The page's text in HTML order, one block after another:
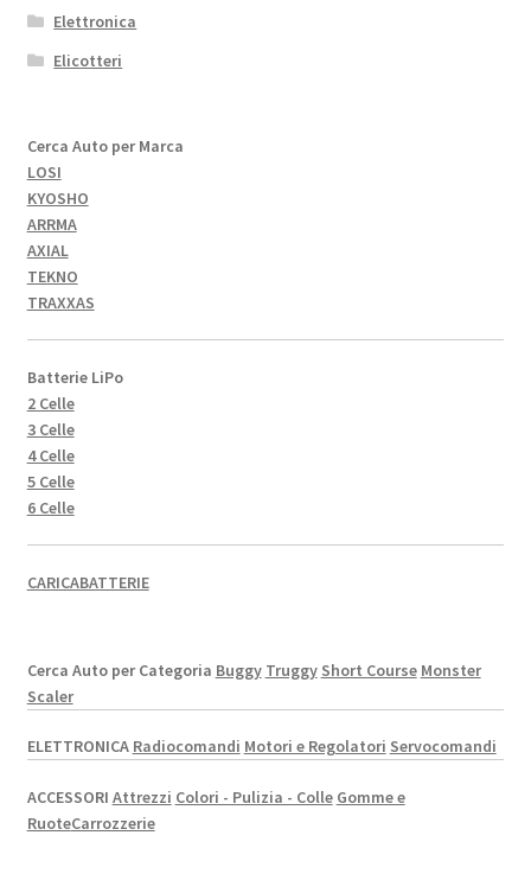
Elettronica
Elicotteri
Cerca Auto per Marca
LOSI
KYOSHO
ARRMA
AXIAL
TEKNO
TRAXXAS
Batterie LiPo
2 Celle
3 Celle
4 Celle
5 Celle
6 Celle
CARICABATTERIE
Cerca Auto per Categoria Buggy Truggy Short Course Monster
Scaler
ELETTRONICA Radiocomandi Motori e Regolatori Servocomandi
ACCESSORI Attrezzi Colori - Pulizia - Colle Gomme e
RuoteCarrozzerie